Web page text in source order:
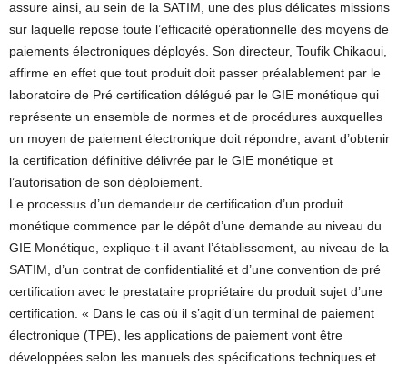
assure ainsi, au sein de la SATIM, une des plus délicates missions
sur laquelle repose toute l’efficacité opérationnelle des moyens de
paiements électroniques déployés. Son directeur, Toufik Chikaoui,
affirme en effet que tout produit doit passer préalablement par le
laboratoire de Pré certification délégué par le GIE monétique qui
représente un ensemble de normes et de procédures auxquelles
un moyen de paiement électronique doit répondre, avant d’obtenir
la certification définitive délivrée par le GIE monétique et
l’autorisation de son déploiement.
Le processus d’un demandeur de certification d’un produit
monétique commence par le dépôt d’une demande au niveau du
GIE Monétique, explique-t-il avant l’établissement, au niveau de la
SATIM, d’un contrat de confidentialité et d’une convention de pré
certification avec le prestataire propriétaire du produit sujet d’une
certification. « Dans le cas où il s’agit d’un terminal de paiement
électronique (TPE), les applications de paiement vont être
développées selon les manuels des spécifications techniques et